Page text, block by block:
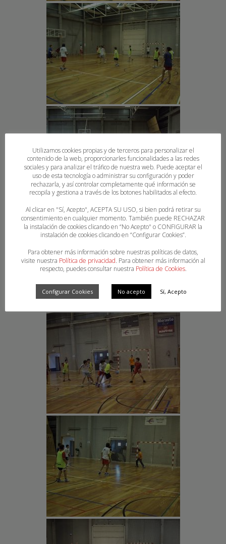
Utilizamos cookies propias y de terceros para personalizar el
contenido de la web, proporcionarles funcionalidades a las redes
sociales y para analizar el tráfico de nuestra web. Puede aceptar el
uso de esta tecnología o administrar su configuración y poder
rechazarla, y así controlar completamente qué información se
recopila y gestiona a través de los botones habilitados al efecto.
Al clicar en "Sí, Acepto", ACEPTA SU USO, si bien podrá retirar su
consentimiento en cualquier momento. También puede RECHAZAR
la instalación de cookies clicando en “No Acepto" o CONFIGURAR la
instalación de cookies clicando en “Configurar Cookies”.
Para obtener más información sobre nuestras políticas de datos,
visite nuestra Política de privacidad. Para obtener más información al
respecto, puedes consultar nuestra Política de Cookies.
Configurar Cookies No acepto Sí, Acepto